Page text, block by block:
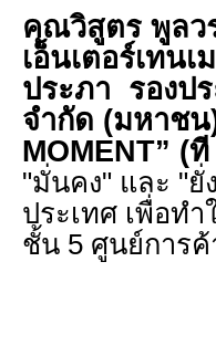
คุณวิสูตร พูลว
เอ็นเตอร์เทน
ประภา รองป
จำกัด (มหาชน
MOMENT” (
"มั่นคง" และ "ยั่
ประเทศ เพื่อท
ชั้น 5 ศูนย์การ